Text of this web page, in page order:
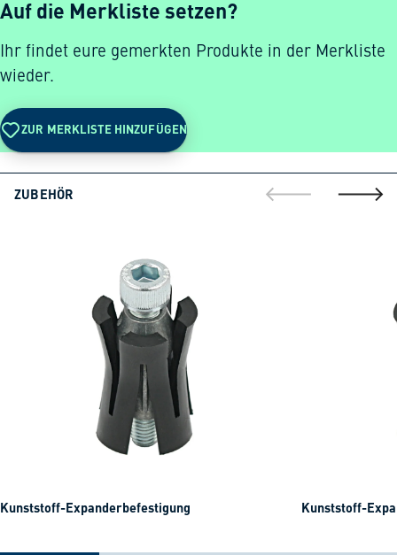
Auf die Merkliste setzen?
Ihr findet eure gemerkten Produkte in der Merkliste
wieder.
ZUR MERKLISTE HINZUFÜGEN
ZUBEHÖR
gehe zur gehe
Kunststoff-Expanderbefestigung Kunststoff-